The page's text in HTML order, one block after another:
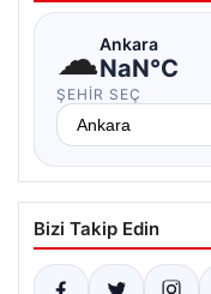
☁Ankara
NaN°C
ŞEHIR SEÇ
Bizi Takip Edin